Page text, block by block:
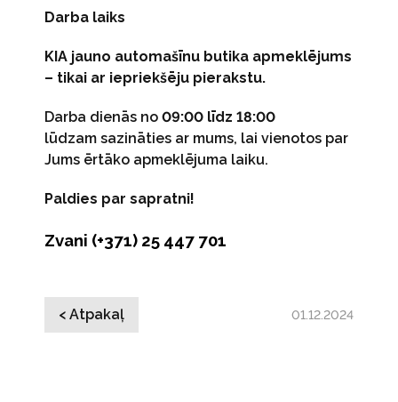
Darba laiks
KIA jauno automašīnu butika apmeklējums
– tikai ar iepriekšēju pierakstu.
Darba dienās no 09:00 līdz 18:00
lūdzam sazināties ar mums, lai vienotos par
Jums ērtāko apmeklējuma laiku.
Paldies par sapratni!
Zvani (+371) 25 447 701
< Atpakaļ 01.12.2024